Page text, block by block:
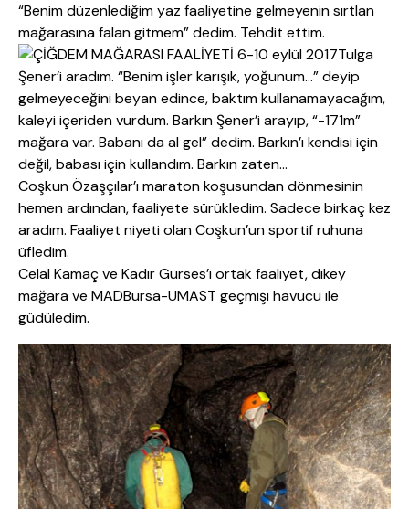
“Benim düzenlediğim yaz faaliyetine gelmeyenin sırtlan
mağarasına falan gitmem” dedim. Tehdit ettim.
Tulga
Şener’i aradım. “Benim işler karışık, yoğunum…” deyip
gelmeyeceğini beyan edince, baktım kullanamayacağım,
kaleyi içeriden vurdum. Barkın Şener’i arayıp, “-171m”
mağara var. Babanı da al gel” dedim. Barkın’ı kendisi için
değil, babası için kullandım. Barkın zaten…
Coşkun Özaşçılar’ı maraton koşusundan dönmesinin
hemen ardından, faaliyete sürükledim. Sadece birkaç kez
aradım. Faaliyet niyeti olan Coşkun’un sportif ruhuna
üfledim.
Celal Kamaç ve Kadir Gürses’i ortak faaliyet, dikey
mağara ve MADBursa-UMAST geçmişi havucu ile
güdüledim.